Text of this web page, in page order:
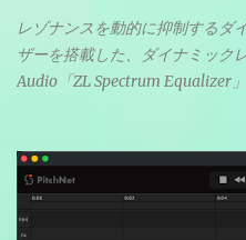
レゾナンスを動的に抑制するダ
ザーを搭載した、ダイナミック
Audio「ZL Spectrum Equalizer